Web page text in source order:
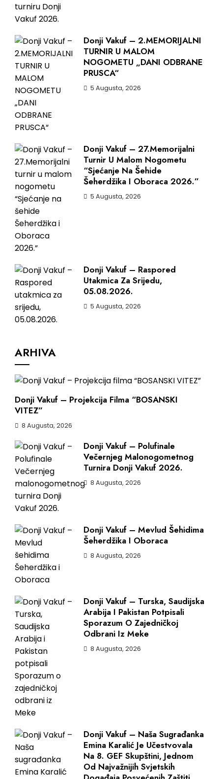
Donji Vakuf – 2.MEMORIJALNI
TURNIR U MALOM
NOGOMETU „DANI ODBRANE
PRUSCA“
5 Augusta, 2026
Donji Vakuf – 27.Memorijalni
Turnir U Malom Nogometu
“Sjećanje Na Šehide
Šeherdžika I Oboraca 2026.”
5 Augusta, 2026
Donji Vakuf – Raspored
Utakmica Za Srijedu,
05.08.2026.
5 Augusta, 2026
ARHIVA
Donji Vakuf – Projekcija Filma “BOSANSKI
VITEZ”
8 Augusta, 2026
Donji Vakuf – Polufinale
Večernjeg Malonogometnog
Turnira Donji Vakuf 2026.
8 Augusta, 2026
Donji Vakuf – Mevlud Šehidima
Šeherdžika I Oboraca
8 Augusta, 2026
Donji Vakuf – Turska, Saudijska
Arabija I Pakistan Potpisali
Sporazum O Zajedničkoj
Odbrani Iz Meke
8 Augusta, 2026
Donji Vakuf – Naša Sugrađanka
Emina Karalić Je Učestvovala
Na 8. GEF Skupštini, Jednom
Od Najvažnijih Svjetskih